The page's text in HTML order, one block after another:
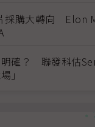
採購大轉向 Elon
確？ 聯發科估
」